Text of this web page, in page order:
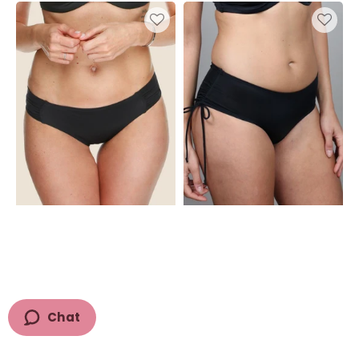
Bikini-
Slip
Monaco
Black
Bikini-
Panty
Monaco
Black